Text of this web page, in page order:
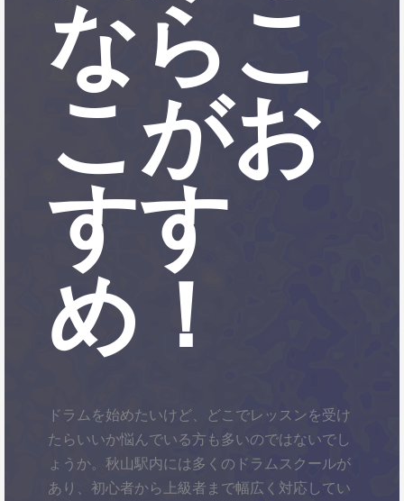
ならこ
こがお
すす
め！
ドラムを始めたいけど、どこでレッスンを受け
たらいいか悩んでいる方も多いのではないでし
ょうか。秋山駅内には多くのドラムスクールが
あり、初心者から上級者まで幅広く対応してい